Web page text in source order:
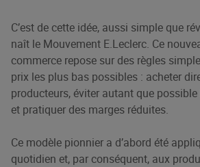
C’est de cette idée, aussi simple que
naît le Mouvement E.Leclerc. Ce
commerce repose sur des règles
prix les plus bas possibles : acheter
producteurs, éviter autant que
et pratiquer des marges réduites.
Ce modèle pionnier a d’abord été
quotidien et, par conséquent, aux